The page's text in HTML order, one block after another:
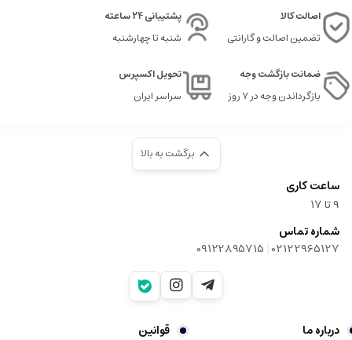
اصالت کالا
تضمین اصالت و گارانتی
پشتیبانی 24 ساعته
شنبه تا چهارشنبه
ضمانت بازگشت وجه
بازگرداندن وجه در ۷ روز
تحویل اکسپرس
سراسر ایران
برگشت به بالا
ساعت کاری
9‌ تا ۱۷
شماره تماس
02122965127
|
09122895715
درباره ما قوانین